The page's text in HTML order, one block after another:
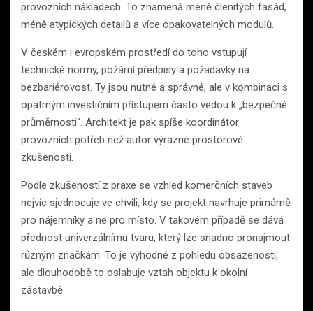
provozních nákladech. To znamená méně členitých fasád,
méně atypických detailů a více opakovatelných modulů.
V českém i evropském prostředí do toho vstupují
technické normy, požární předpisy a požadavky na
bezbariérovost. Ty jsou nutné a správné, ale v kombinaci s
opatrným investičním přístupem často vedou k „bezpečné
průměrnosti“. Architekt je pak spíše koordinátor
provozních potřeb než autor výrazné prostorové
zkušenosti.
Podle zkušeností z praxe se vzhled komerčních staveb
nejvíc sjednocuje ve chvíli, kdy se projekt navrhuje primárně
pro nájemníky a ne pro místo. V takovém případě se dává
přednost univerzálnímu tvaru, který lze snadno pronajmout
různým značkám. To je výhodné z pohledu obsazenosti,
ale dlouhodobě to oslabuje vztah objektu k okolní
zástavbě.